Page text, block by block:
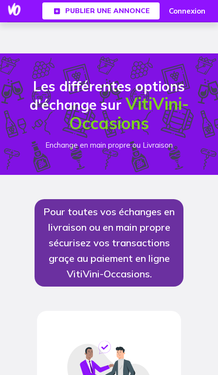
PUBLIER UNE ANNONCE Connexion
Les différentes options
d'échange surVitiVini-
Occasions
Enchange en main propre ou Livraison
Pour toutes vos échanges en
livraison ou en main propre
sécurisez vos transactions
graçe au paiement en ligne
VitiVini-Occasions.